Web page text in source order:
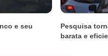
e seu
Pesquisa
barata e